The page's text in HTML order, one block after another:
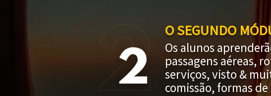
O SEGUNDO
Os alunos
passagens aéreas,
serviços, visto &
comissão, formas